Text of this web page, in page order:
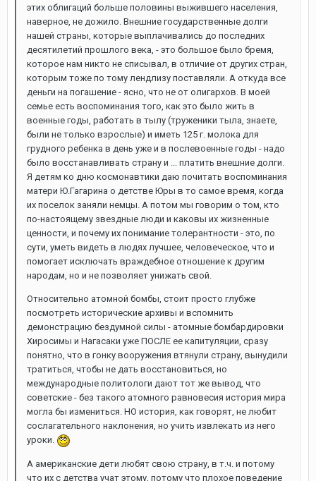
этих облигаций больше половины выжившего населения,
наверное, не дожило. Внешние государственные долги
нашей страны, которые выплачивались до последних
десятилетий прошлого века, - это большое было бремя,
которое нам никто не списывал, в отличие от других стран,
которым тоже по тому лендлизу поставляли. А откуда все
деньги на погашение - ясно, что не от олигархов. В моей
семье есть воспоминания того, как это было жить в
военные годы, работать в тылу (труженики тыла, знаете,
были не только взрослые) и иметь 125 г. молока для
грудного ребенка в день уже и в послевоенные годы - надо
было восстанавливать страну и ... платить внешние долги.
Я детям ко дню космонавтики даю почитать воспоминания
матери Ю.Гагарина о детстве Юры в то самое время, когда
их поселок заняли немцы. А потом мы говорим о том, кто
по-настоящему звездные люди и каковы их жизненные
ценности, и почему их понимание толерантности - это, по
сути, уметь видеть в людях лучшее, человеческое, что и
помогает исключать враждебное отношение к другим
народам, но и не позволяет унижать свой.
Относительно атомной бомбы, стоит просто глубже
посмотреть исторические архивы и вспомнить
демонстрацию бездумной силы - атомные бомбардировки
Хиросимы и Нагасаки уже ПОСЛЕ ее капитуляции, сразу
понятно, что в гонку вооружения втянули страну, вынудили
тратиться, чтобы не дать восстановиться, но
международные политологи дают тот же вывод, что
советские - без такого атомного равновесия история мира
могла бы измениться. НО история, как говорят, не любит
сослагательного наклонения, но учить извлекать из него
уроки.
А американские дети любят свою страну, в т.ч. и потому
что их с детства учат этому, потому что плохое поведение